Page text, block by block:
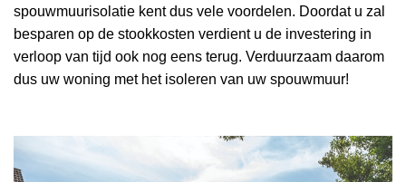
spouwmuurisolatie kent dus vele voordelen. Doordat u zal
besparen op de stookkosten verdient u de investering in
verloop van tijd ook nog eens terug. Verduurzaam daarom
dus uw woning met het isoleren van uw spouwmuur!